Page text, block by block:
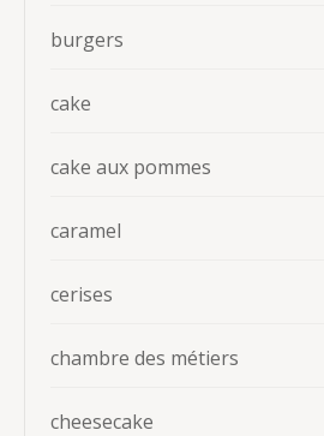
burgers
cake
cake aux pommes
caramel
cerises
chambre des métiers
cheesecake